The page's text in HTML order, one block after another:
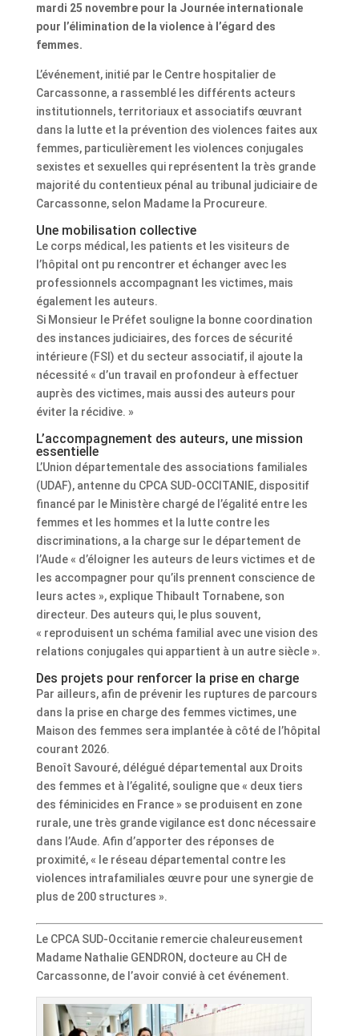
mardi 25 novembre pour la Journée internationale
pour l’élimination de la violence à l’égard des
femmes.
L’événement, initié par le Centre hospitalier de
Carcassonne, a rassemblé les différents acteurs
institutionnels, territoriaux et associatifs œuvrant
dans la lutte et la prévention des violences faites aux
femmes, particulièrement les violences conjugales
sexistes et sexuelles qui représentent la très grande
majorité du contentieux pénal au tribunal judiciaire de
Carcassonne, selon Madame la Procureure.
Une mobilisation collective
Le corps médical, les patients et les visiteurs de
l’hôpital ont pu rencontrer et échanger avec les
professionnels accompagnant les victimes, mais
également les auteurs.
Si Monsieur le Préfet souligne la bonne coordination
des instances judiciaires, des forces de sécurité
intérieure (FSI) et du secteur associatif, il ajoute la
nécessité « d’un travail en profondeur à effectuer
auprès des victimes, mais aussi des auteurs pour
éviter la récidive. »
L’accompagnement des auteurs, une mission
essentielle
L’Union départementale des associations familiales
(UDAF), antenne du CPCA SUD-OCCITANIE, dispositif
financé par le Ministère chargé de l’égalité entre les
femmes et les hommes et la lutte contre les
discriminations, a la charge sur le département de
l’Aude « d’éloigner les auteurs de leurs victimes et de
les accompagner pour qu’ils prennent conscience de
leurs actes », explique Thibault Tornabene, son
directeur. Des auteurs qui, le plus souvent,
« reproduisent un schéma familial avec une vision des
relations conjugales qui appartient à un autre siècle ».
Des projets pour renforcer la prise en charge
Par ailleurs, afin de prévenir les ruptures de parcours
dans la prise en charge des femmes victimes, une
Maison des femmes sera implantée à côté de l’hôpital
courant 2026.
Benoît Savouré, délégué départemental aux Droits
des femmes et à l’égalité, souligne que « deux tiers
des féminicides en France » se produisent en zone
rurale, une très grande vigilance est donc nécessaire
dans l’Aude. Afin d’apporter des réponses de
proximité, « le réseau départemental contre les
violences intrafamiliales œuvre pour une synergie de
plus de 200 structures ».
Le CPCA SUD-Occitanie remercie chaleureusement
Madame Nathalie GENDRON, docteure au CH de
Carcassonne, de l’avoir convié à cet événement.